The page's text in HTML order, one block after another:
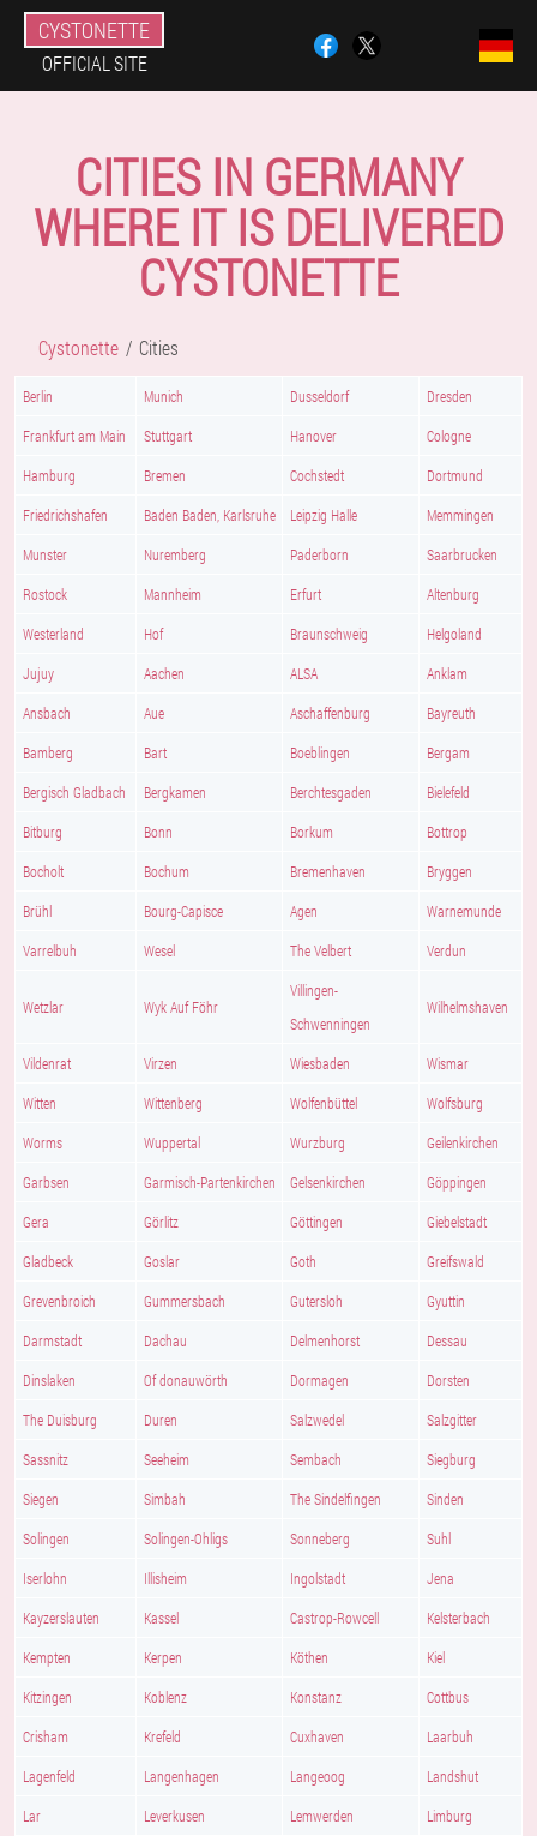
CYSTONETTE
OFFICIAL SITE
CITIES IN GERMANY
WHERE IT IS DELIVERED
CYSTONETTE
Cystonette Cities
Berlin Munich Dusseldorf Dresden
Frankfurt am Main Stuttgart Hanover Cologne
Hamburg Bremen Cochstedt Dortmund
Friedrichshafen Baden Baden, Karlsruhe Leipzig Halle Memmingen
Munster Nuremberg Paderborn Saarbrucken
Rostock Mannheim Erfurt Altenburg
Westerland Hof Braunschweig Helgoland
Jujuy Aachen ALSA Anklam
Ansbach Aue Aschaffenburg Bayreuth
Bamberg Bart Boeblingen Bergam
Bergisch Gladbach Bergkamen Berchtesgaden Bielefeld
Bitburg Bonn Borkum Bottrop
Bocholt Bochum Bremenhaven Bryggen
Brühl Bourg-Capisce Agen Warnemunde
Varrelbuh Wesel The Velbert Verdun
Wetzlar Wyk Auf Föhr
Villingen-
Schwenningen
Wilhelmshaven
Vildenrat Virzen Wiesbaden Wismar
Witten Wittenberg Wolfenbüttel Wolfsburg
Worms Wuppertal Wurzburg Geilenkirchen
Garbsen Garmisch-Partenkirchen Gelsenkirchen Göppingen
Gera Görlitz Göttingen Giebelstadt
Gladbeck Goslar Goth Greifswald
Grevenbroich Gummersbach Gutersloh Gyuttin
Darmstadt Dachau Delmenhorst Dessau
Dinslaken Of donauwörth Dormagen Dorsten
The Duisburg Duren Salzwedel Salzgitter
Sassnitz Seeheim Sembach Siegburg
Siegen Simbah The Sindelfingen Sinden
Solingen Solingen-Ohligs Sonneberg Suhl
Iserlohn Illisheim Ingolstadt Jena
Kayzerslauten Kassel Castrop-Rowcell Kelsterbach
Kempten Kerpen Köthen Kiel
Kitzingen Koblenz Konstanz Cottbus
Crisham Krefeld Cuxhaven Laarbuh
Lagenfeld Langenhagen Langeoog Landshut
Lar Leverkusen Lemwerden Limburg